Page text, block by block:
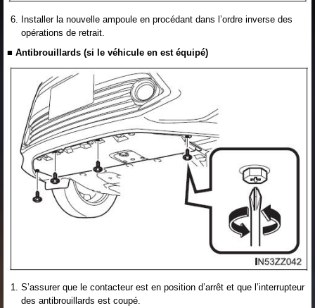
Installer la nouvelle ampoule en procédant dans l’ordre inverse des
opérations de retrait.
■ Antibrouillards (si le véhicule en est équipé)
S’assurer que le contacteur est en position d’arrêt et que l’interrupteur
des antibrouillards est coupé.